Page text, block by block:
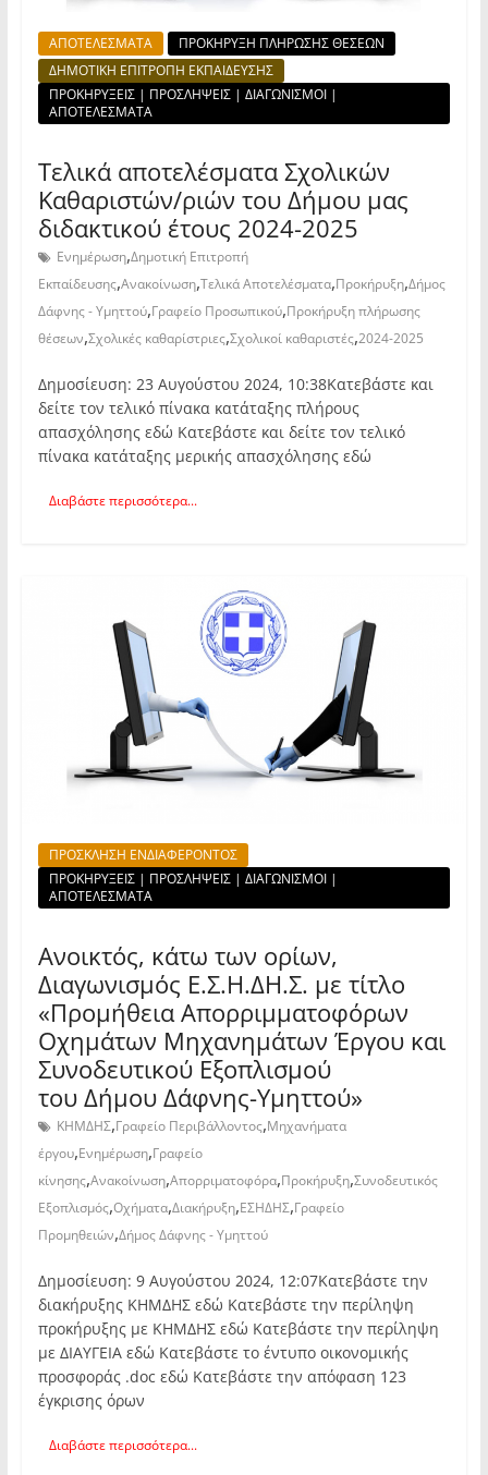
ΑΠΟΤΕΛΕΣΜΑΤΑ
ΠΡΟΚΗΡΥΞΗ ΠΛΗΡΩΣΗΣ ΘΕΣΕΩΝ
ΔΗΜΟΤΙΚΗ ΕΠΙΤΡΟΠΗ ΕΚΠΑΙΔΕΥΣΗΣ
ΠΡΟΚΗΡΥΞΕΙΣ | ΠΡΟΣΛΗΨΕΙΣ | ΔΙΑΓΩΝΙΣΜΟΙ |
ΑΠΟΤΕΛΕΣΜΑΤΑ
Τελικά αποτελέσματα Σχολικών
Καθαριστών/ριών του Δήμου μας
διδακτικού έτους 2024-2025
Ενημέρωση,Δημοτική Επιτροπή
Εκπαίδευσης,Ανακοίνωση,Τελικά Αποτελέσματα,Προκήρυξη,Δήμος
Δάφνης - Υμηττού,Γραφείο Προσωπικού,Προκήρυξη πλήρωσης
θέσεων,Σχολικές καθαρίστριες,Σχολικοί καθαριστές,2024-2025
Δημοσίευση: 23 Αυγούστου 2024, 10:38Κατεβάστε και
δείτε τον τελικό πίνακα κατάταξης πλήρους
απασχόλησης εδώ Κατεβάστε και δείτε τον τελικό
πίνακα κατάταξης μερικής απασχόλησης εδώ
Διαβάστε περισσότερα...
ΠΡΟΣΚΛΗΣΗ ΕΝΔΙΑΦΕΡΟΝΤΟΣ
ΠΡΟΚΗΡΥΞΕΙΣ | ΠΡΟΣΛΗΨΕΙΣ | ΔΙΑΓΩΝΙΣΜΟΙ |
ΑΠΟΤΕΛΕΣΜΑΤΑ
Ανοικτός, κάτω των ορίων,
Διαγωνισμός Ε.Σ.Η.ΔΗ.Σ. με τίτλο
«Προμήθεια Απορριμματοφόρων
Οχημάτων Μηχανημάτων Έργου και
Συνοδευτικού Εξοπλισμού
του Δήμου Δάφνης-Υμηττού»
ΚΗΜΔΗΣ,Γραφείο Περιβάλλοντος,Μηχανήματα
έργου,Ενημέρωση,Γραφείο
κίνησης,Ανακοίνωση,Απορριματοφόρα,Προκήρυξη,Συνοδευτικός
Εξοπλισμός,Οχήματα,Διακήρυξη,ΕΣΗΔΗΣ,Γραφείο
Προμηθειών,Δήμος Δάφνης - Υμηττού
Δημοσίευση: 9 Αυγούστου 2024, 12:07Κατεβάστε την
διακήρυξης ΚΗΜΔΗΣ εδώ Κατεβάστε την περίληψη
προκήρυξης με ΚΗΜΔΗΣ εδώ Κατεβάστε την περίληψη
με ΔΙΑΥΓΕΙΑ εδώ Κατεβάστε το έντυπο οικονομικής
προσφοράς .doc εδώ Κατεβάστε την απόφαση 123
έγκρισης όρων
Διαβάστε περισσότερα...